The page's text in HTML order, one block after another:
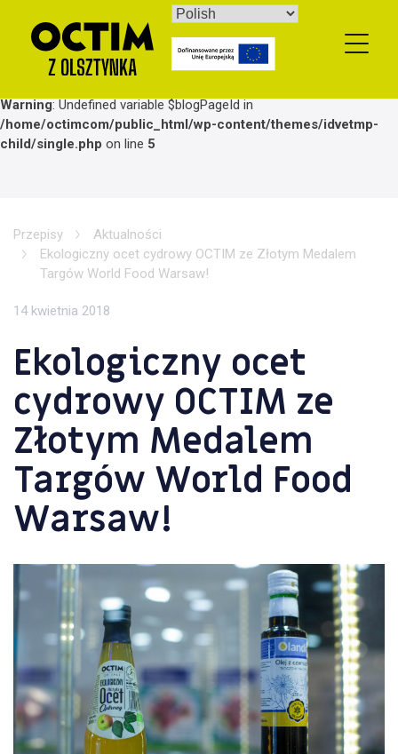
content
Warning: Undefined variable $blogPageId in
/home/octimcom/public_html/wp-content/themes/idvetmp-
child/single.php on line 5
Przepisy
Aktualności
Ekologiczny ocet cydrowy OCTIM ze Złotym Medalem
Targów World Food Warsaw!
14 kwietnia 2018
Ekologiczny ocet
cydrowy OCTIM ze
Złotym Medalem
Targów World Food
Warsaw!